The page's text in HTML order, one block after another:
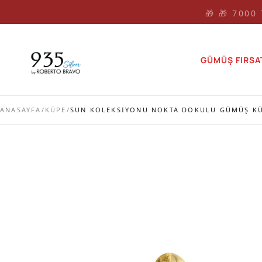
🎁 🎁 7000
GÜMÜŞ
ANASAYFA / KÜPE /SUN KOLEKSIYONU NOKTA DOKULU GÜMÜŞ